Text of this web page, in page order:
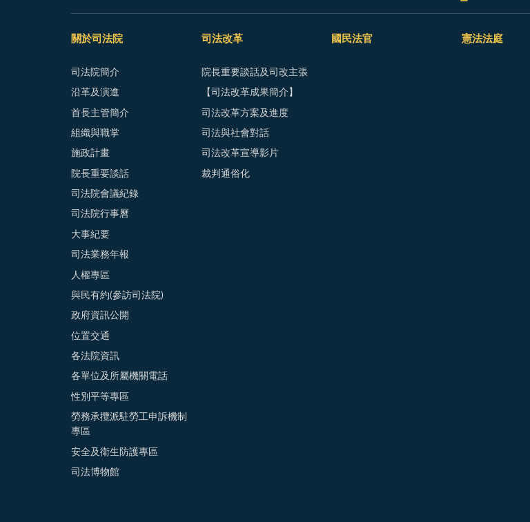
關於司法院
司法院簡介
沿革及演進
首長主管簡介
組織與職掌
施政計畫
院長重要談話
司法院會議紀錄
司法院行事曆
大事紀要
司法業務年報
人權專區
與民有約(參訪司法院)
政府資訊公開
位置交通
各法院資訊
各單位及所屬機關電話
性別平等專區
勞務承攬派駐勞工申訴機制
專區
安全及衛生防護專區
司法博物館
司法改革
院長重要談話及司改主張
【司法改革成果簡介】
司法改革方案及進度
司法與社會對話
司法改革宣導影片
裁判通俗化
國民法官 憲法法庭